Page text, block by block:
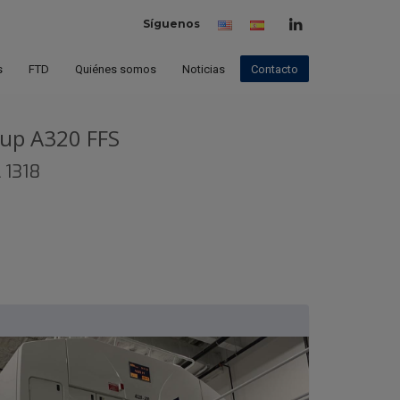
Síguenos InglésEspañol
FTD Quiénes somos Noticias Contacto
A320 FFS